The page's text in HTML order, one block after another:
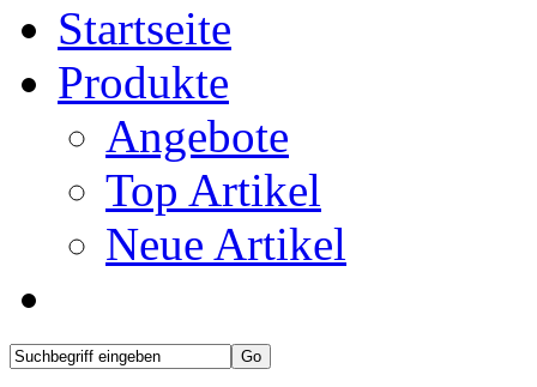
Startseite
Produkte
Angebote
Top Artikel
Neue Artikel